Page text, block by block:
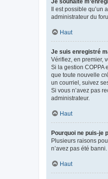
Il est possible qu’un
administrateur du
Haut
Je suis enregistré
Vérifiez, en premier,
Si la gestion COPPA
que toute nouvelle
un courriel, suivez
Si vous n’avez pas
administrateur.
Haut
Pourquoi ne puis-je
Plusieurs raisons
n’avez pas été
Haut